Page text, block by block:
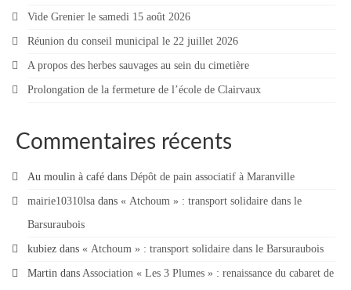
Les réunions du Conseil municipal
La Communauté de communes
Les réunions du Conseil communautaire
(CCRB)
Vie associative
Les associations
Vide Grenier le samedi 15 août 2026
Réunion du conseil municipal le 22 juillet 2026
A propos des herbes sauvages au sein du cimetière
Prolongation de la fermeture de l’école de Clairvaux
Commentaires récents
Au moulin à café dans Dépôt de pain associatif à Maranville
mairie10310lsa dans « Atchoum » : transport solidaire dans le
Barsuraubois
kubiez dans « Atchoum » : transport solidaire dans le Barsuraubois
Martin dans Association « Les 3 Plumes » : renaissance du cabaret de